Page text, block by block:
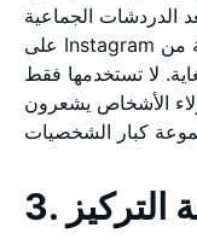
الدردشات الجماعية
على Instagram طريقة رائعة لجعل مجموعة أساسية من
لا تستخدمها فقط
الأشخاص يشعرون